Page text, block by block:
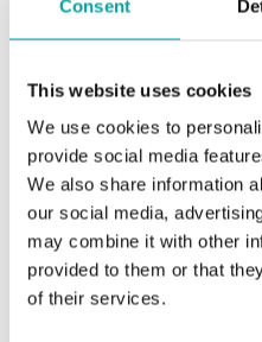
Consent
This website uses cookies
We use cookies to
provide social media
We also share information
our social media,
may combine it with other
provided to them or that
of their services.
Všetky Česko
ALO diamonds
Hlavná 123/1, 040 01 Košice
tel.: +421 911 854 322, +421
zajtra otvorené od 10:00
ALO diamonds OC